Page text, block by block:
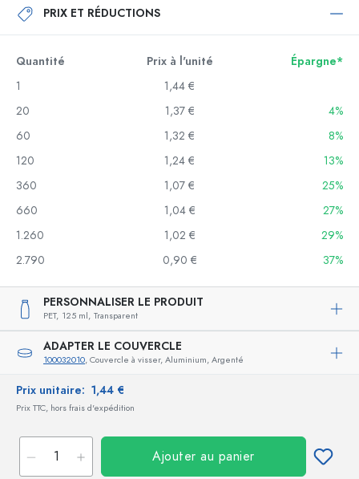
PRIX ET RÉDUCTIONS
Quantité Prix à l'unité
Épargne*
1
1,44 €
20
1,37 €
4%
60
1,32 €
8%
120
1,24 €
13%
360
1,07 €
25%
660
1,04 €
27%
1.260
1,02 €
29%
2.790
0,90 € 37%
PERSONNALISER LE PRODUIT
PET, 125 ml, Transparent
ADAPTER LE COUVERCLE
100032010, Couvercle à visser, Aluminium, Argenté
Prix unitaire: 1,44 €
Prix TTC, hors frais d'expédition
Ajouter au panier